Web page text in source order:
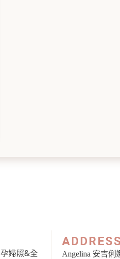
孕婦照&全
ADDRESS
Angelina 安吉俐